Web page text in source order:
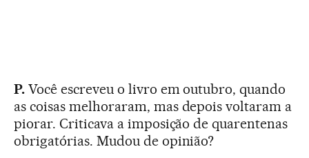
P. Você escreveu o livro em outubro, quando
as coisas melhoraram, mas depois voltaram a
piorar. Criticava a imposição de quarentenas
obrigatórias. Mudou de opinião?